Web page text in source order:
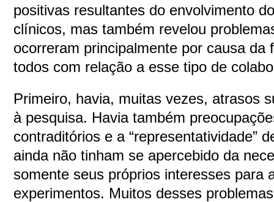
positivas resultantes do envolvimento
clínicos, mas também revelou
ocorreram principalmente por causa da
todos com relação a esse tipo de
Primeiro, havia, muitas vezes, atrasos
à pesquisa. Havia também
contraditórios e a “representatividade”
ainda não tinham se apercebido da
somente seus próprios interesses para
experimentos. Muitos desses